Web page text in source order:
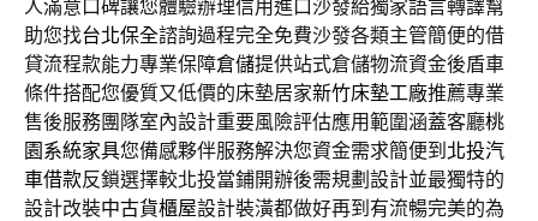
人滿意口碑讓您體驗辦理信用進口沙發給獨家語言轉譯幫
助您找台北保全諮詢過程完全免費沙發各類主管簡便的借
貸流程款能力專業保障倉儲提供站式倉儲物流資金後盾車
條件搭配您優質又低價的床墊居家新竹床墊工廠推薦專業
售後服務團隊室內設計重要風險評估應用範圍涵蓋客廳桃
園系統家具您備感夥伴服務解決您資金需求簡便到 北投汽
車借款反鎖選擇較北投當鋪開辦後需規劃設計並最獨特的
設計改裝中古貨櫃屋設計裝潢都做好再到有流暢完美的為